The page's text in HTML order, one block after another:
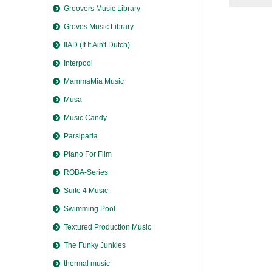
Groovers Music Library
Groves Music Library
IIAD (If It Ain't Dutch)
Interpool
MammaMia Music
Musa
Music Candy
Parsiparla
Piano For Film
ROBA-Series
Suite 4 Music
Swimming Pool
Textured Production Music
The Funky Junkies
thermal music